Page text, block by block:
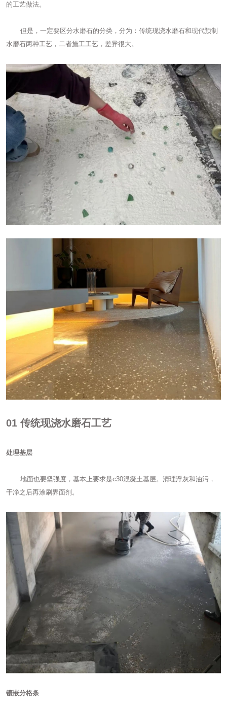
的工艺做法。
但是，一定要区分水磨石的分类，分为：传统现浇水磨石和现代预制
水磨石两种工艺，二者施工工艺，差异很大。
01 传统现浇水磨石工艺
处理基层
地面也要坚强度，基本上要求是c30混凝土基层。清理浮灰和油污，
干净之后再涂刷界面剂。
镶嵌分格条